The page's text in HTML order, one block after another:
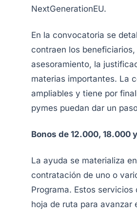
NextGenerationEU.
En la convocatoria se
contraen los
asesoramiento, la
materias importantes. La
ampliables y tiene por
pymes puedan dar un
Bonos de 12.000,
La ayuda se materializa
contratación de uno o
Programa. Estos
hoja de ruta para avanzar